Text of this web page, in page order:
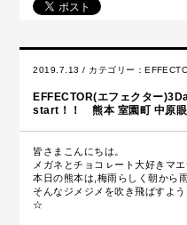
2019.7.13 / カテゴリー：
EFFECTOR(エフェクター
start！！ 熊本 室園町 中原
皆さまこんにちは。
メガネとチョコㇾート大好きマエ
本日の熊本は,梅雨らしく朝から
そんなジメジメを吹き飛ばすよ
☆